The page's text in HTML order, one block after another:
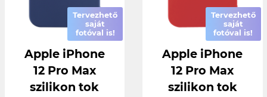
Tervezhető
saját
fotóval is!
Apple iPhone
12 Pro Max
szilikon tok
Tervezhető
saját
fotóval is!
Apple iPhone
12 Pro Max
szilikon tok